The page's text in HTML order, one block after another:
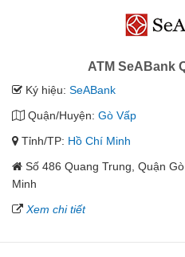
ATM SeABank
Ký hiệu: SeABank
Quận/Huyện: Gò Vấp
Tỉnh/TP: Hồ Chí Minh
Số 486 Quang Trung, Quận
Minh
Xem chi tiết